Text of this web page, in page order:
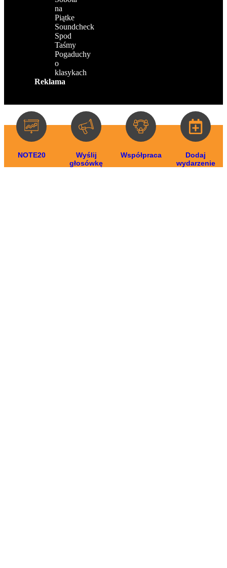
na
Piątke
Soundcheck
Spod
Taśmy
Pogaduchy
o
klasykach
Reklama
NOTE20
Wyślij
głosówkę
Współpraca
Dodaj
wydarzenie